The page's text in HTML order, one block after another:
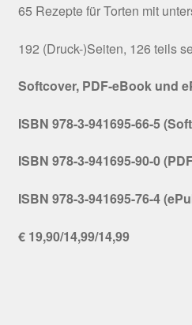
65 Rezepte für Torten mit
192 (Druck-)Seiten, 126 teils
Softcover, PDF-eBook und
ISBN 978-3-941695-66-5
ISBN 978-3-941695-90-0
ISBN 978-3-941695-76-4
€ 19,90/14,99/14,99